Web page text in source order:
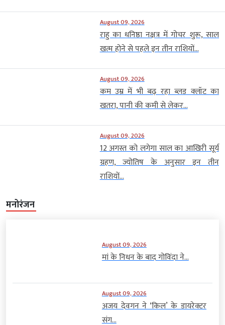
August 09, 2026
राहु का धनिष्ठा नक्षत्र में गोचर शुरू, साल
खत्म होने से पहले इन तीन राशियों...
August 09, 2026
कम उम्र में भी बढ़ रहा ब्लड क्लॉट का
खतरा, पानी की कमी से लेकर...
August 09, 2026
12 अगस्त को लगेगा साल का आखिरी सूर्य
ग्रहण, ज्योतिष के अनुसार इन तीन
राशियों...
मनोरंजन
August 09, 2026
मां के निधन के बाद गोविंदा ने...
August 09, 2026
अजय देवगन ने ‘किल’ के डायरेक्टर
संग...